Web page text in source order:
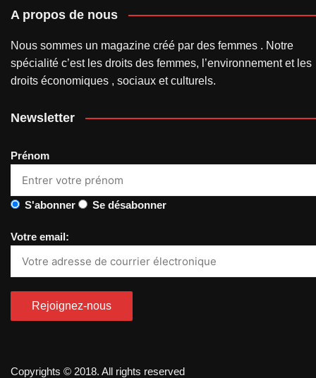
A propos de nous
Nous sommes un magazine créé par des femmes . Notre
spécialité c’est les droits des femmes, l’environnement et les
droits économiques , sociaux et culturels.
Newsletter
Prénom
S'abonner Se désabonner
Votre email:
Copyrights © 2018. All rights reserved